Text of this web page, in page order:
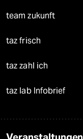
team zukunft
taz frisch
taz zahl ich
taz lab Infobrief